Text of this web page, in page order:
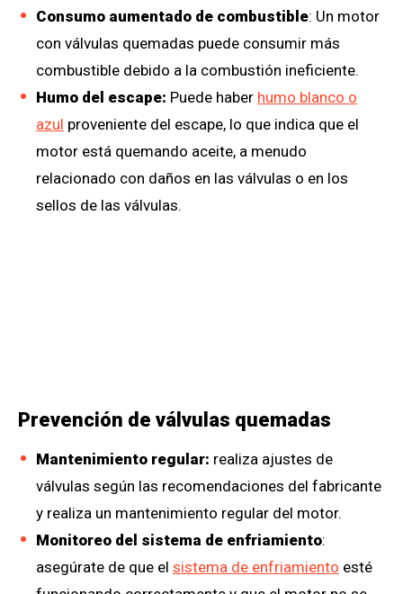
Consumo aumentado de combustible: Un motor
con válvulas quemadas puede consumir más
combustible debido a la combustión ineficiente.
Humo del escape: Puede haber humo blanco o
azul proveniente del escape, lo que indica que el
motor está quemando aceite, a menudo
relacionado con daños en las válvulas o en los
sellos de las válvulas.
Prevención de válvulas quemadas
Mantenimiento regular: realiza ajustes de
válvulas según las recomendaciones del fabricante
y realiza un mantenimiento regular del motor.
Monitoreo del sistema de enfriamiento:
asegúrate de que el sistema de enfriamiento esté